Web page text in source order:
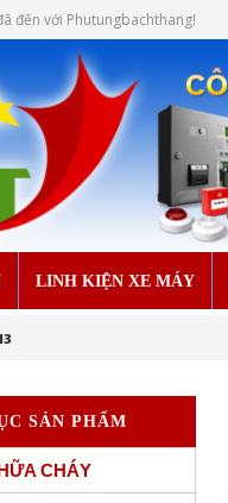
đến với Phutungbachthang!
LINH KIỆN XE MÁY
SẢN PHẨM
CHÁY